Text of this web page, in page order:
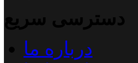
دسترسی سریع
درباره ما